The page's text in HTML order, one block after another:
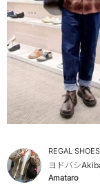
REGAL SHOES
ヨドバシ
Amataro